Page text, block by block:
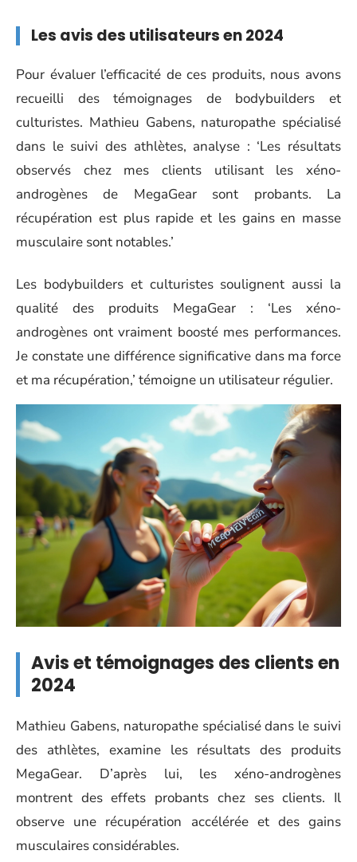
Les avis des utilisateurs en 2024
Pour évaluer l’efficacité de ces produits, nous avons
recueilli des témoignages de bodybuilders et
culturistes. Mathieu Gabens, naturopathe spécialisé
dans le suivi des athlètes, analyse : ‘Les résultats
observés chez mes clients utilisant les xéno-
androgènes de MegaGear sont probants. La
récupération est plus rapide et les gains en masse
musculaire sont notables.’
Les bodybuilders et culturistes soulignent aussi la
qualité des produits MegaGear : ‘Les xéno-
androgènes ont vraiment boosté mes performances.
Je constate une différence significative dans ma force
et ma récupération,’ témoigne un utilisateur régulier.
Avis et témoignages des clients en
2024
Mathieu Gabens, naturopathe spécialisé dans le suivi
des athlètes, examine les résultats des produits
MegaGear. D’après lui, les xéno-androgènes
montrent des effets probants chez ses clients. Il
observe une récupération accélérée et des gains
musculaires considérables.